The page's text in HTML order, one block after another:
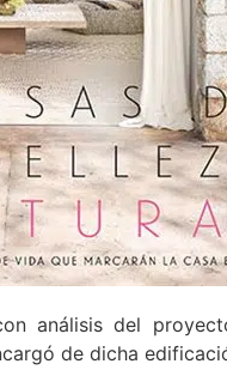
análisis del
de dicha